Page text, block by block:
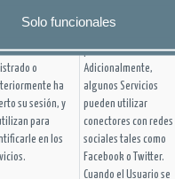
se generan
se ha
o
ha
su sesión, y
para
en los
ejemplo, para
promoción.
Adicionalmente,
algunos Servicios
pueden utilizar
conectores con redes
sociales tales como
Facebook o Twitter.
Cuando el Usuario se
Solo funcionales